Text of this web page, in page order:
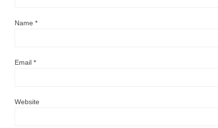
Name *
Email *
Website